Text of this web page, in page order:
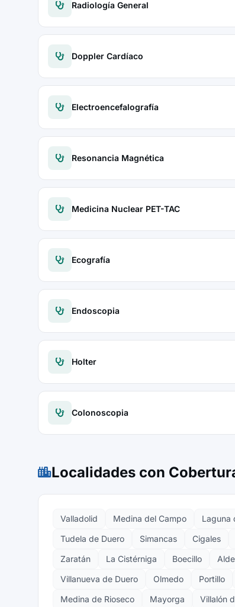
Radiología General
Doppler Cardíaco
Electroencefalografía
Resonancia Magnética
Medicina Nuclear PET-TAC
Ecografía
Endoscopia
Holter
Colonoscopia
Localidades con
Valladolid Medina del Campo Laguna
Tudela de Duero
Simancas Cigales
Zaratán
La Cistérniga Boecillo
Villanueva de Duero
Olmedo Portillo
Medina de Rioseco
Mayorga Villalón